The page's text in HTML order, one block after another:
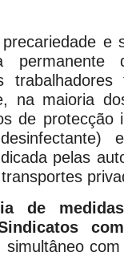
e
permanente
trabalhadores
na maioria
de protecção
pelas
de
simultâneo